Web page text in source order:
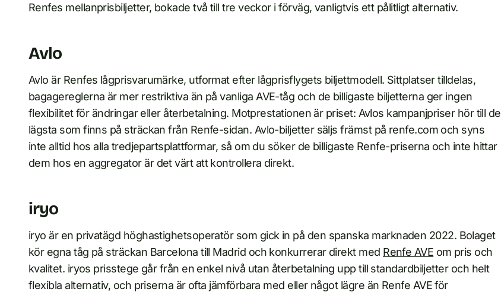
Renfes mellanprisbiljetter, bokade två till tre veckor i förväg, vanligtvis ett pålitligt alternativ.
Avlo
Avlo är Renfes lågprisvarumärke, utformat efter lågprisflygets biljettmodell. Sittplatser tilldelas,
bagagereglerna är mer restriktiva än på vanliga AVE-tåg och de billigaste biljetterna ger ingen
flexibilitet för ändringar eller återbetalning. Motprestationen är priset: Avlos kampanjpriser hör till de
lägsta som finns på sträckan från Renfe-sidan. Avlo-biljetter säljs främst på renfe.com och syns
inte alltid hos alla tredjepartsplattformar, så om du söker de billigaste Renfe-priserna och inte hittar
dem hos en aggregator är det värt att kontrollera direkt.
iryo
iryo är en privatägd höghastighetsoperatör som gick in på den spanska marknaden 2022. Bolaget
kör egna tåg på sträckan Barcelona till Madrid och konkurrerar direkt med Renfe AVE om pris och
kvalitet. iryos prisstege går från en enkel nivå utan återbetalning upp till standardbiljetter och helt
flexibla alternativ, och priserna är ofta jämförbara med eller något lägre än Renfe AVE för